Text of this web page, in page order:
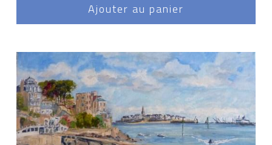
Ajouter au panier